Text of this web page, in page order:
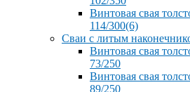
Винтовая свая
114/300(6)
Сваи с литым
Винтовая свая
73/250
Винтовая свая
89/250